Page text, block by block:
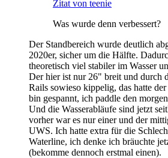
Zitat von teenie
Was wurde denn verbessert?
Der Standbereich wurde deutlich
2020er, sicher um die Hälfte.
theoretisch viel stabiler im Wasser
Der hier ist nur 26" breit und durch
Rails sowieso kippelig, das hatte
bin gespannt, ich paddle den
Und die Wasserabläufe sind jetzt
vorher war es nur einer und der
UWS. Ich hatte extra für die
Waterline, ich denke ich bräuchte
(bekomme dennoch erstmal einen).